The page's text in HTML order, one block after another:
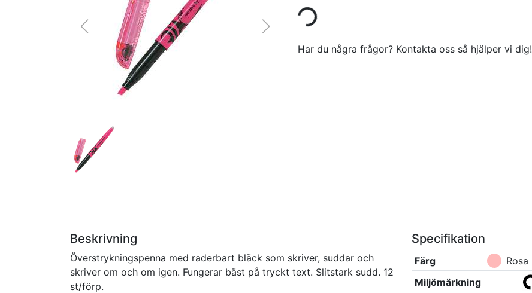
Har du några frågor? Kontakta oss så hjälper vi dig!
Beskrivning
Överstrykningspenna med raderbart bläck som skriver, suddar och
skriver om och om igen. Fungerar bäst på tryckt text. Slitstark sudd. 12
st/förp.
Specifikation
Färg
Rosa
Miljömärkning